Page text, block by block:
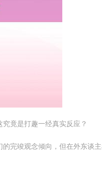
竟是打趣一经真实反应？
完竣观念倾向，但在外东谈主